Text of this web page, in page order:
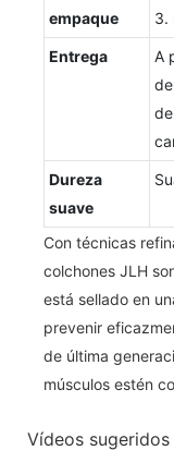
empaque
3.
Entrega
A
Dureza
suave
Con técnicas
colchones JLH
está sellado en
prevenir
de última
músculos estén
Vídeos sugeridos